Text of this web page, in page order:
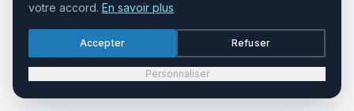
votre accord. En savoir plus
Accepter Refuser
Personnaliser